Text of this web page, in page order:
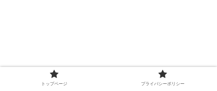
トップページ プライバシーポリシー